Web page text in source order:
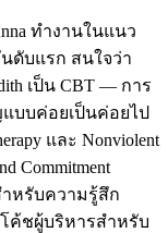
ทำงานในแนว
นดับแรก สนใจว่า
เป็น CBT — การ
บบค่อยเป็นค่อยไป
และ Nonviolent
Commitment
สำหรับความรู้สึก
ค้ชผู้บริหารสำหรับ